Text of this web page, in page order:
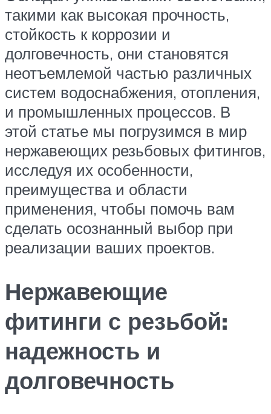
такими как высокая прочность,
стойкость к коррозии и
долговечность, они становятся
неотъемлемой частью различных
систем водоснабжения, отопления,
и промышленных процессов. В
этой статье мы погрузимся в мир
нержавеющих резьбовых фитингов,
исследуя их особенности,
преимущества и области
применения, чтобы помочь вам
сделать осознанный выбор при
реализации ваших проектов.
Нержавеющие
фитинги с резьбой:
надежность и
долговечность